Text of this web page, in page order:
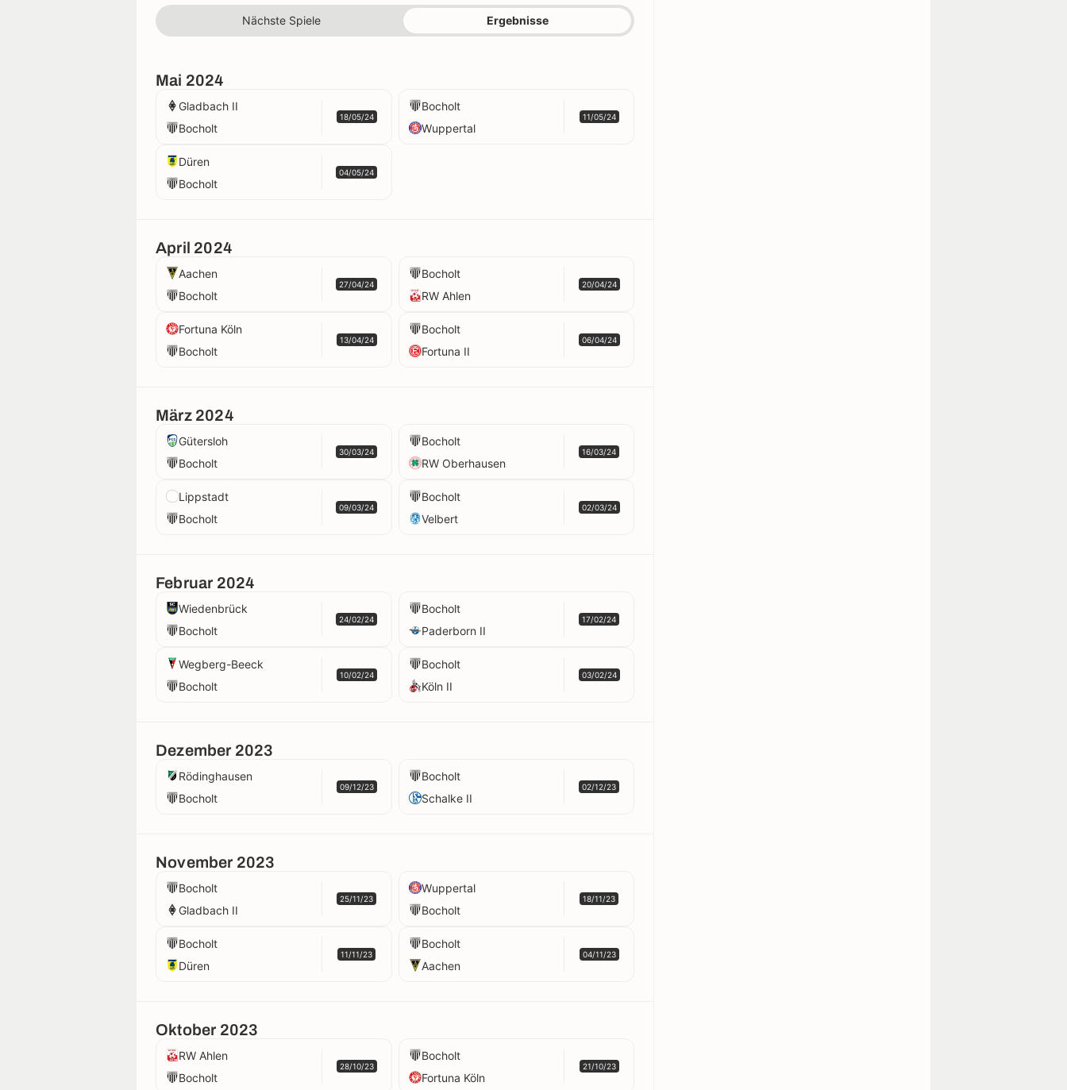
Nächste Spiele Ergebnisse
Mai 2024
Gladbach II
Bocholt
18/05/24
Bocholt
Wuppertal
11/05/24
Düren
Bocholt
04/05/24
April 2024
Aachen
Bocholt
27/04/24
Bocholt
RW Ahlen
20/04/24
Fortuna Köln
Bocholt
13/04/24
Bocholt
Fortuna II
06/04/24
März 2024
Gütersloh
Bocholt
30/03/24
Bocholt
RW Oberhausen
16/03/24
Lippstadt
Bocholt
09/03/24
Bocholt
Velbert
02/03/24
Februar 2024
Wiedenbrück
Bocholt
24/02/24
Bocholt
Paderborn II
17/02/24
Wegberg-Beeck
Bocholt
10/02/24
Bocholt
Köln II
03/02/24
Dezember 2023
Rödinghausen
Bocholt
09/12/23
Bocholt
Schalke II
02/12/23
November 2023
Bocholt
Gladbach II
25/11/23
Wuppertal
Bocholt
18/11/23
Bocholt
Düren
11/11/23
Bocholt
Aachen
04/11/23
Oktober 2023
RW Ahlen
Bocholt
28/10/23
Bocholt
Fortuna Köln
21/10/23